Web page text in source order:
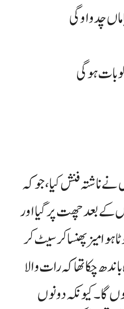
چدواو گی
بات ہو گی
ناشتہ فنش کیا، جو کہ
کے بعد چھت پر گیا اور
میز پھنسا کر سیٹ کر
باندھ چکا تھا کہ رات والا
گا۔ کیونکہ دونوں